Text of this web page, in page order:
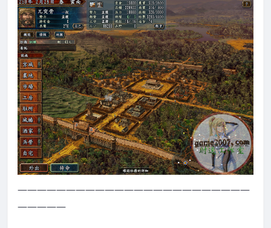
————————————————————————
—————